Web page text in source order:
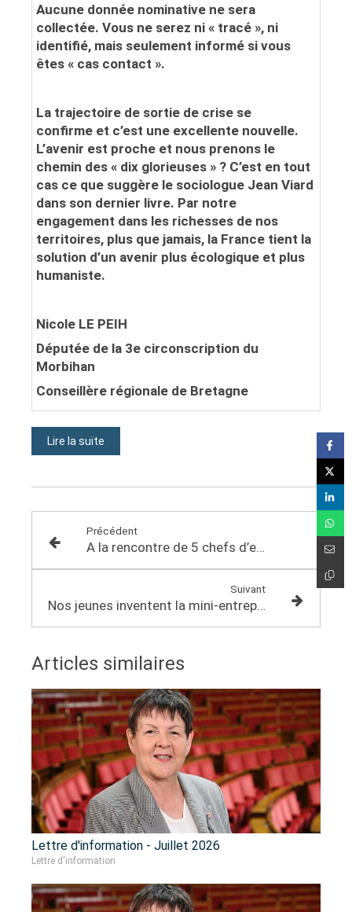
Aucune donnée nominative ne sera
collectée. Vous ne serez ni « tracé », ni
identifié, mais seulement informé si vous
êtes « cas contact ».
La trajectoire de sortie de crise se
confirme et c’est une excellente nouvelle.
L’avenir est proche et nous prenons le
chemin des « dix glorieuses » ? C’est en tout
cas ce que suggère le sociologue Jean Viard
dans son dernier livre. Par notre
engagement dans les richesses de nos
territoires, plus que jamais, la France tient la
solution d’un avenir plus écologique et plus
humaniste.
Nicole LE PEIH
Députée de la 3e circonscription du
Morbihan
Conseillère régionale de Bretagne
Lire la suite
Précédent
A la rencontre de 5 chefs d’entreprises de ma circonscription
Suivant
Nos jeunes inventent la mini-entreprise "Bio Ty Breizh"
Articles similaires
Lettre d'information - Juillet 2026
Lettre d'information